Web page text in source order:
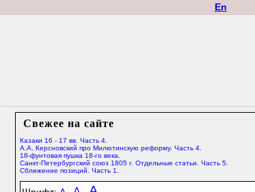
En
Свежее на сайте
Казаки 16 - 17 вв. Часть 4.
А.А. Керсновский про Милютинскую реформу. Часть 4.
18-фунтовая пушка 18-го века.
Санкт-Петербургский союз 1805 г. Отдельные статьи. Часть 5.
Сближение позиций. Часть 1.